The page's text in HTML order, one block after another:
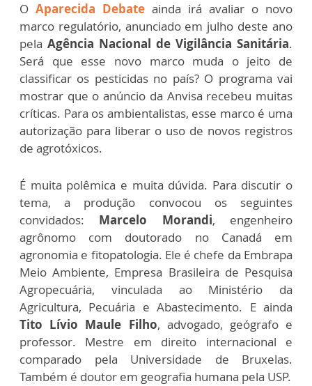
O Aparecida Debate ainda irá avaliar o novo
marco regulatório, anunciado em julho deste ano
pela Agência Nacional de Vigilância Sanitária.
Será que esse novo marco muda o jeito de
classificar os pesticidas no país? O programa vai
mostrar que o anúncio da Anvisa recebeu muitas
críticas. Para os ambientalistas, esse marco é uma
autorização para liberar o uso de novos registros
de agrotóxicos.
É muita polêmica e muita dúvida. Para discutir o
tema, a produção convocou os seguintes
convidados: Marcelo Morandi, engenheiro
agrônomo com doutorado no Canadá em
agronomia e fitopatologia. Ele é chefe da Embrapa
Meio Ambiente, Empresa Brasileira de Pesquisa
Agropecuária, vinculada ao Ministério da
Agricultura, Pecuária e Abastecimento. E ainda
Tito Lívio Maule Filho, advogado, geógrafo e
professor. Mestre em direito internacional e
comparado pela Universidade de Bruxelas.
Também é doutor em geografia humana pela USP.